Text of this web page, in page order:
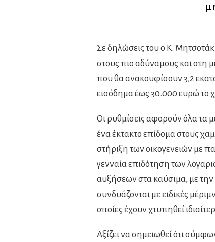
Σε δηλώσεις του ο Κ.
στους πιο αδύναμους και στη
που θα ανακουφίσουν 3,2
εισόδημα έως 30.000 ευρώ το
Οι ρυθμίσεις αφορούν όλα τα
ένα έκτακτο επίδομα στους
στήριξη των οικογενειών με
γενναία επιδότηση των
αυξήσεων στα καύσιμα, με
συνδυάζονται με ειδικές
οποίες έχουν χτυπηθεί
Αξίζει να σημειωθεί ότι